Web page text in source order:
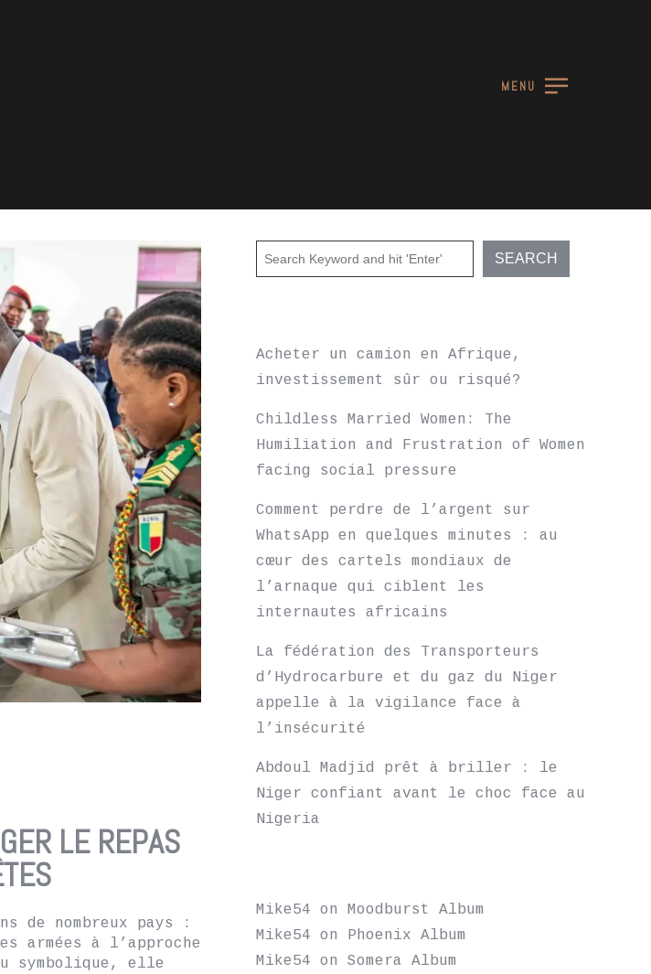
MENU
LE REPAS
de nombreux pays :
armées à l’approche
symbolique, elle
Acheter un camion en Afrique,
investissement sûr ou risqué?
Childless Married Women: The
Humiliation and Frustration of Women
facing social pressure
Comment perdre de l’argent sur
WhatsApp en quelques minutes : au
cœur des cartels mondiaux de
l’arnaque qui ciblent les
internautes africains
La fédération des Transporteurs
d’Hydrocarbure et du gaz du Niger
appelle à la vigilance face à
l’insécurité
Abdoul Madjid prêt à briller : le
Niger confiant avant le choc face au
Nigeria
Mike54 on Moodburst Album
Mike54 on Phoenix Album
Mike54 on Somera Album